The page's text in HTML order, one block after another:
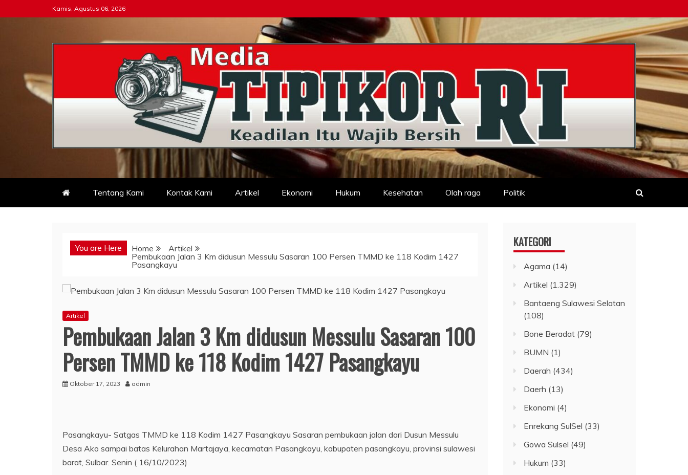
to
Kamis, Agustus 06, 2026
Tipikor-ri-online.my.id
Keadilan Itu Wajib Bersih
Tentang Kami Kontak Kami Artikel Ekonomi Hukum Kesehatan Olah raga Politik
You are Here Home
Artikel
Pembukaan Jalan 3 Km didusun Messulu Sasaran 100 Persen TMMD ke 118 Kodim 1427
Pasangkayu
Artikel
Pembukaan Jalan 3 Km didusun Messulu Sasaran 100
Persen TMMD ke 118 Kodim 1427 Pasangkayu
Oktober 17, 2023 admin
Pasangkayu- Satgas TMMD ke 118 Kodim 1427 Pasangkayu Sasaran pembukaan jalan dari Dusun Messulu
Desa Ako sampai batas Kelurahan Martajaya, kecamatan Pasangkayu, kabupaten pasangkayu, provinsi sulawesi
barat, Sulbar. Senin ( 16/10/2023)
KATEGORI
Agama (14)
Artikel (1.329)
Bantaeng Sulawesi Selatan
(108)
Bone Beradat (79)
BUMN (1)
Daerah (434)
Daerh (13)
Ekonomi (4)
Enrekang SulSel (33)
Gowa Sulsel (49)
Hukum (33)